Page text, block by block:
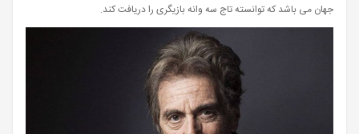
جهان می باشد که توانسته تاج سه وانه بازیگری را دریافت کند.